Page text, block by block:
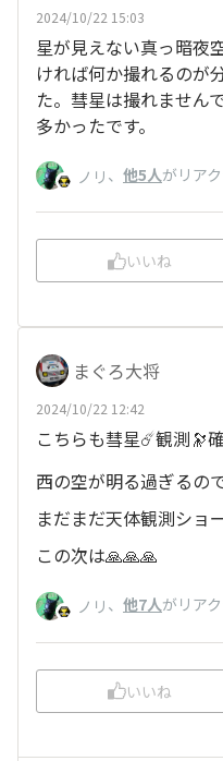
2024/10/22 15:03
星が見えない真っ暗夜
ければ何か撮れるのが
た。彗星は撮れません
多かったです。
ノリ 、 他5人がリア
いいね
まぐろ大将
2024/10/22 12:42
こちらも彗星☄️観測🔭
西の空が明る過ぎるの
まだまだ天体観測ショ
この次は🙏🙏🙏
ノリ 、 他7人がリア
いいね